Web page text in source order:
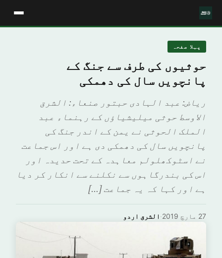
پہلا صفحہ
حوثیوں کی طرف سے جنگ کے
پانچویں سال کی دھمکی
ریاض: عبد الہادی حبتور صنعاء: الشرق
الاوسط حوثی میلیشیاؤں کے رہنماء عبد
الملک الحوثی نے یمن کے اندر جنگ کی
پانچویں سال کی دھمکی دی ہے اور اس جماعت
نے اسٹوکھلولم معاہدہ کے تحت حدیدہ اور
اس کی بندرگاہوں سے نکلنے سے انکار کر دیا
ہے اور کہا کہ یہ جماعت […]
الشرق اردو · 27 مارچ 2019